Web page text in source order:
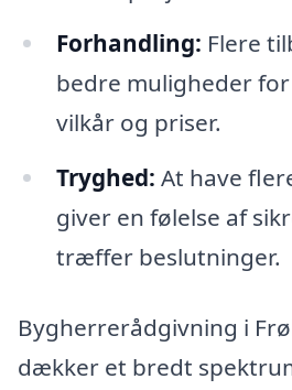
Forhandling: Flere
bedre muligheder
vilkår og priser.
Tryghed: At have
giver en følelse af
træffer beslutninger.
Bygherrerådgivning i
dækker et bredt